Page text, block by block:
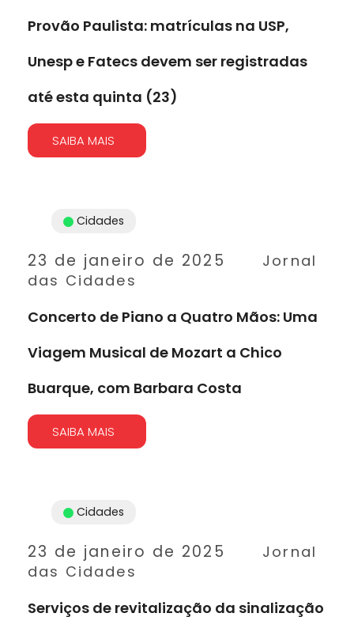
Provão Paulista: matrículas na USP,
Unesp e Fatecs devem ser registradas
até esta quinta (23)
SAIBA MAIS
23 de janeiro de 2025
Jornal
das Cidades
Cidades
Concerto de Piano a Quatro Mãos: Uma
Viagem Musical de Mozart a Chico
Buarque, com Barbara Costa
SAIBA MAIS
23 de janeiro de 2025
Jornal
das Cidades
Cidades
Serviços de revitalização da sinalização